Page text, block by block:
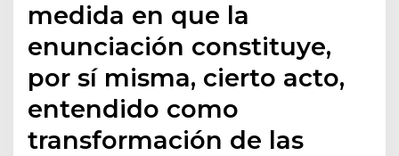
medida en que la
enunciación constituye,
por sí misma, cierto acto,
entendido como
transformación de las